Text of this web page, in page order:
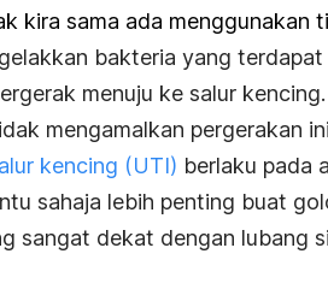
kira sama ada menggunakan
bakteria yang
menuju ke salur kencing.
mengamalkan pergerakan
kencing (UTI) berlaku pada
sahaja lebih penting buat
sangat dekat dengan lubang